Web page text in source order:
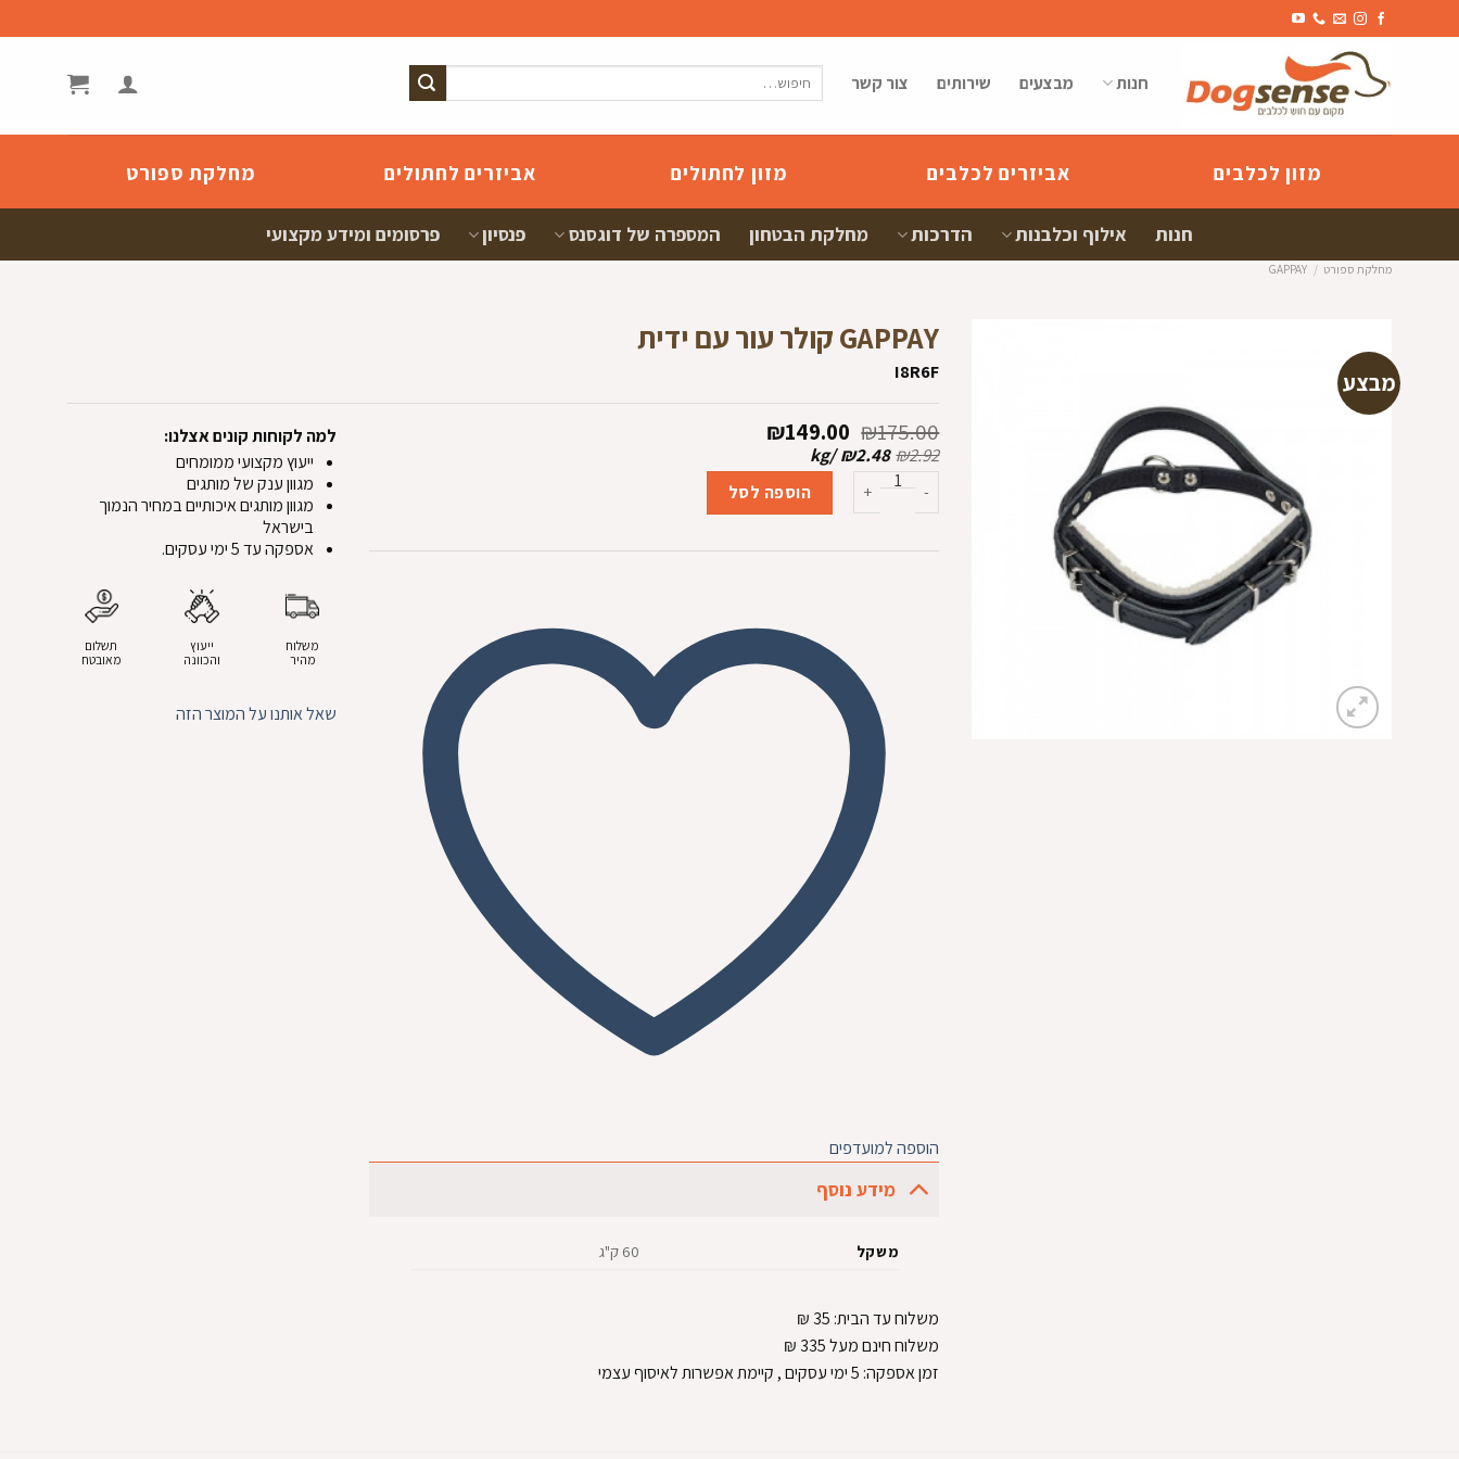
to
חנות מבצעים שירותים צור קשר
מזון לכלבים אביזרים לכלבים מזון לחתולים אביזרים לחתולים מחלקת ספורט
חנות אילוף וכלבנות הדרכות מחלקת הבטחון המספרה של דוגסנס פנסיון פרסומים ומידע מקצועי
מחלקת ספורט /
GAPPAY
מבצע
GAPPAY קולר עור עם ידית
I8R6F
₪175.00 המחיר
המקורי
היה:
₪175.00.
₪149.00 המחיר
הוא:
₪149.00.
₪2.92
₪2.48
/
kg
כמות של GAPPAY קולר עור עם ידית הוספה לסל
הוספה למועדפים
מידע נוסף
משקל 60 ק"ג
משלוח עד הבית:
₪
משלוח חינם מעל 335
₪
זמן אספקה: 5 ימי עסקים , קיימת אפשרות לאיסוף עצמי
למה לקוחות קונים אצלנו:
ייעוץ מקצועי ממומחים
מגוון ענק של מותגים
מגוון מותגים איכותיים במחיר הנמוך
בישראל
אספקה עד 5 ימי עסקים.
משלוח
מהיר
ייעוץ
והכוונה
תשלום
מאובטח
שאל אותנו על המוצר הזה